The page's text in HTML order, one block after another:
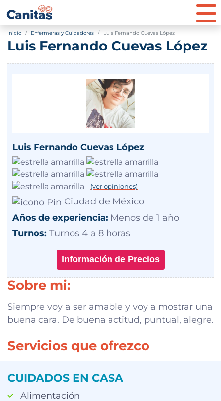
Inicio Enfermeras y Cuidadores Luis Fernando Cuevas López
Luis Fernando Cuevas López
Luis Fernando Cuevas López
(ver opiniones)
Ciudad de México
Años de experiencia: Menos de 1 año
Turnos: Turnos 4 a 8 horas
Información de Precios
Sobre mi:
Siempre voy a ser amable y voy a mostrar una
buena cara. De buena actitud, puntual, alegre.
Servicios que ofrezco
CUIDADOS EN CASA
Alimentación